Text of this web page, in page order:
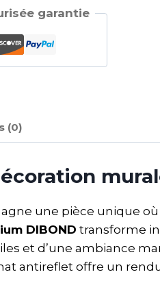
garantie
(0)
une pièce unique
DIBOND transforme
et d’une ambiance
antireflet offre un